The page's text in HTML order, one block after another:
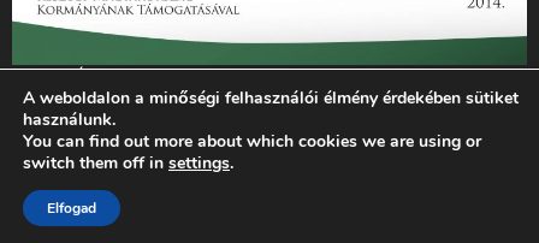
„Az Új Ember katolikus hetilap 2014. évi működésének
támogatását az EGYH-KCP-14-P-0121 sz. támogatási
szerződés keretében 3 000 000 Ft összegben támogatta az
Emberi Erőforrások Minisztériuma.”
© 2026 Magyar Kurír - Új Ember
A weboldalon a minőségi felhasználói élmény érdekében sütiket
használunk.
You can find out more about which cookies we are using or
switch them off in settings.
Elfogad